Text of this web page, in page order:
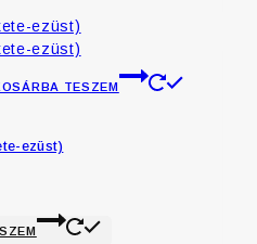
TESZEM
ezüst)